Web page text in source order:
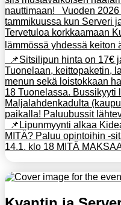
nauttimaan! Vuoden
tammikuussa kun Serveri
Tervetuloa korkkaamaan
lämmössä yhdessä keiton
📌Sitsilipun hinta on 17€
Tuonelaan, keittopaketin,
menun sekä loistokkaan
18 Tuonelassa. Bussikyyti
Maljalahdenkadulta
paikalla! Paluubussit
📌Lipunmyynti alkaa
MITÄ? Paluu opintoihin -
14.1. klo 18 MITÄ